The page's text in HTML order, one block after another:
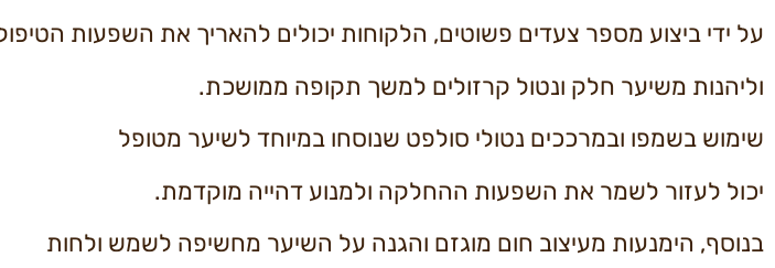
על ידי ביצוע מספר צעדים פשוטים, הלקוחות יכולים להאריך את השפעות
וליהנות משיער חלק ונטול קרזולים למשך תקופה ממושכת.
שימוש בשמפו ובמרככים נטולי סולפט שנוסחו במיוחד לשיער מטופל
יכול לעזור לשמר את השפעות ההחלקה ולמנוע דהייה מוקדמת.
בנוסף, הימנעות מעיצוב חום מוגזם והגנה על השיער מחשיפה לשמש ולחות